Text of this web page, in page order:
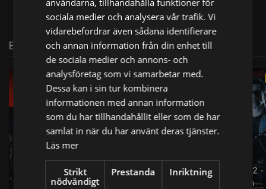
Se hela listan
Bästa film på Viaplay
star 8.8
Pulp Fiction
star 8.8
Terminator 2 -
Domedagen
användarna, tillhandahålla funktioner för
sociala medier och analysera vår trafik. Vi
vidarebefordrar även sådana identifierare
och annan information från din enhet till
de sociala medier och annons- och
analysföretag som vi samarbetar med.
Dessa kan i sin tur kombinera
informationen med annan information
som du har tillhandahållit eller som de har
samlat in när du har använt deras tjänster.
Läs mer
Strikt
nödvändigt
Prestanda Inriktning